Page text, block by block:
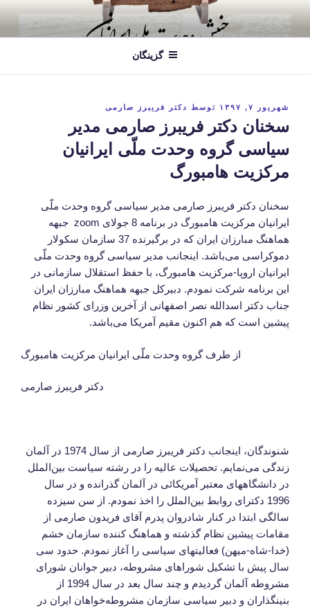
محتوا
گزینگان
نوشته‌شده
شهریور ۷, ۱۳۹۷ توسط دکتر فریبرز صارمی
سخنان دکتر فریبرز صارمی مدیر
سیاسی گروه وحدت ملّی ایرانیان
مرکزیت هامبورگ
سخنان دکتر فریبرز صارمی مدیر سیاسی گروه وحدت ملّی
ایرانیان مرکزیت هامبورگ در برنامه 8 جولای zoom جبهه
هماهنگ مبارزان ایران که در برگیرنده 37 سازمان سکولار
دموکراسی می‌باشد. اینجانب مدیر سیاسی گروه وحدت ملّی
ایرانیان اروپا-مرکزیت هامبورگ، با حفظ استقلال سازمانی در
این برنامه شرکت نمودم. دبیرکل جبهه هماهنگ مبارزان ایران
جناب دکتر اسدالله نصر اصفهانی از آخرین وزرای کشور نظام
پیشین است که هم اکنون مقیم آمریکا می‌باشد.
از طرف گروه وحدت ملّی ایرانیان مرکزیت هامبورگ
دکتر فریبرز صارمی
شنوندگان، اینجانب دکتر فریبرز صارمی از سال 1974 در آلمان
زندگی می‌نمایم. تحصیلات عالیه را در رشته سیاست بین‌الملل
در دانشگاههای معتبر آمریکائی در آلمان گذرانده و در سال
1996 دکترای روابط بین‌الملل را اخذ نمودم. از سن سیزده
سالگی ابتدا در کنار شادروان پدرم آقای فریدون صارمی از
مقامات پیشین نظام گذشته و هماهنگ کننده سازمان خشم
(خدا-شاه-میهن) فعالیتهای سیاسی را آغاز نمودم. حدود سی
سال پیش با تشکیل شوراهای مشروطه، دبیر جوانان شورای
مشروطه آلمان گردیدم و چند سال بعد در سال 1994 از
بنینگذاران و دبیر سیاسی سازمان مشروطه‌خواهان ایران در